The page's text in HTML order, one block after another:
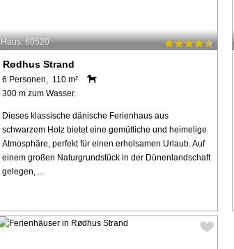
Haus: 60520
Rødhus Strand
6 Personen, 110 m²
300 m zum Wasser.
Dieses klassische dänische Ferienhaus aus
schwarzem Holz bietet eine gemütliche und heimelige
Atmosphäre, perfekt für einen erholsamen Urlaub. Auf
einem großen Naturgrundstück in der Dünenlandschaft
gelegen, ...